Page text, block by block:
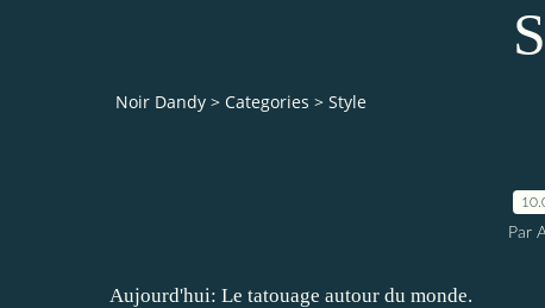
Noir Dandy > Categories > Style
Par
Aujourd'hui: Le tatouage autour du monde.